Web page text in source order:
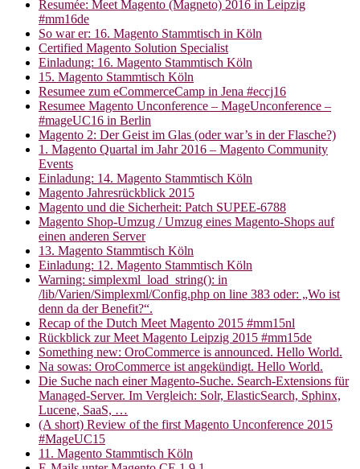
Resumée: Meet Magento (Magneto) 2016 in Leipzig
#mm16de
So war er: 16. Magento Stammtisch in Köln
Certified Magento Solution Specialist
Einladung: 16. Magento Stammtisch Köln
15. Magento Stammtisch Köln
Resumee zum eCommerceCamp in Jena #eccj16
Resumee Magento Unconference – MageUnconference –
#mageUC16 in Berlin
Magento 2: Der Geist im Glas (oder war’s in der Flasche?)
1. Magento Quartal im Jahr 2016 – Magento Community
Events
Einladung: 14. Magento Stammtisch Köln
Magento Jahresrückblick 2015
Magento und die Sicherheit: Patch SUPEE-6788
Magento Shop-Umzug / Umzug eines Magento-Shops auf
einen anderen Server
13. Magento Stammtisch Köln
Einladung: 12. Magento Stammtisch Köln
Warning: simplexml_load_string(): in
/lib/Varien/Simplexml/Config.php on line 383 oder: „Wo ist
denn da der Benefit?“.
Recap of the Dutch Meet Magento 2015 #mm15nl
Rückblick zur Meet Magento Leipzig 2015 #mm15de
Something new: OroCommerce is announced. Hello World.
Na sowas: OroCommerce ist angekündigt. Hello World.
Die Suche nach einer Magento-Suche. Search-Extensions für
Managed-Server. Im Vergleich: Solr, ElasticSearch, Sphinx,
Lucene, SaaS, …
(A short) Review of the first Magento Unconference 2015
#MageUC15
11. Magento Stammtisch Köln